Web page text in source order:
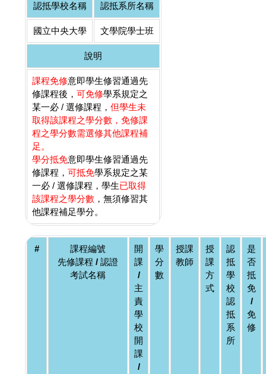
認抵學校名稱 認抵系所名稱
國立中央大學 文學院學士班
說明
課程免修意即學生修習通過先
修課程後， 可免修學系規定之
某一必 / 選修課程， 但學生未
取得該課程之學分數，免修課
程之學分數需選修其他課程補
足。
學分抵免意即學生修習通過先
修課程， 可抵免學系規定之某
一必 / 選修課程，學生已取得
該課程之學分數 ，無須修習其
他課程補足學分。
#
課程編號
先修課程 / 認證
考試名稱
開
課
/
主
責
學
校
開
課
/
學
分
數
授課
教師
授
課
方
式
認
抵
學
校
認
抵
系
所
是
否
抵
免
/
免
修